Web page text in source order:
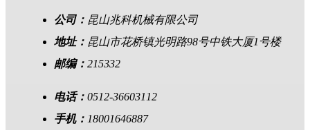
公司： 昆山兆科机械有限公司
地址： 昆山市花桥镇光明路98号中铁大厦1号楼
邮编： 215332
电话： 0512-36603112
手机： 18001646887